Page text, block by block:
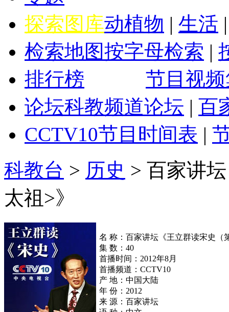
探索图库动植物 | 生活
检索地图按字母检索 |
排行榜
节目视
论坛科教频道论坛 | 百
CCTV10节目时间表 |
科教台 > 历史 > 百家讲
太祖>》
名 称：百家讲坛《王立群读宋史（
集 数：40
首播时间：2012年8月
首播频道：CCTV10
产 地：中国大陆
年 份：2012
来 源：百家讲坛